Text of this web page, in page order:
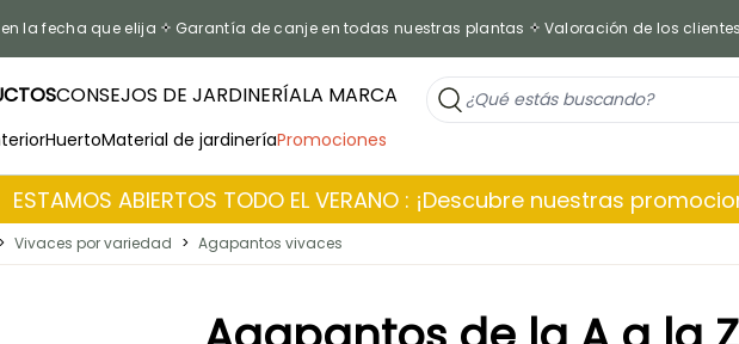
la fecha que elija Garantía de canje en todas nuestras plantas Valoración de los
CONSEJOS DE JARDINERÍALA MARCA
HuertoMaterial de jardineríaPromociones
ESTAMOS ABIERTOS TODO EL VERANO : ¡Descubre nuestras
> Vivaces por variedad > Agapantos vivaces